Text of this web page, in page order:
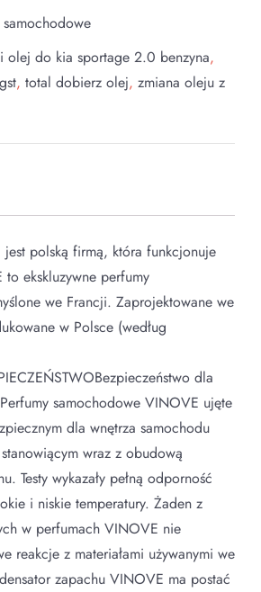
olej do kia sportage 2.0 benzyna,
, total dobierz olej, zmiana oleju z
polską firmą, która funkcjonuje
ekskluzywne perfumy
we Francji. Zaprojektowane we
w Polsce (według
dla
samochodowe VINOVE ujęte
dla wnętrza samochodu
wraz z obudową
Testy wykazały pełną odporność
i niskie temperatury. Żaden z
w perfumach VINOVE nie
reakcje z materiałami używanymi we
zapachu VINOVE ma postać